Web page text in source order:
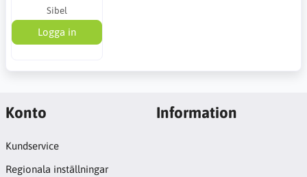
Sibel
Logga in
Konto
Kundservice
Regionala inställningar
Information